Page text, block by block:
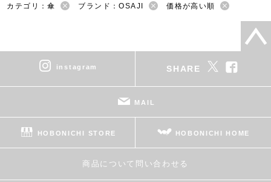
カテゴリ：傘 ブランド：OSAJI 価格が高い順
instagram SHARE
MAIL
HOBONICHI STORE HOBONICHI HOME
商品について問い合わせる